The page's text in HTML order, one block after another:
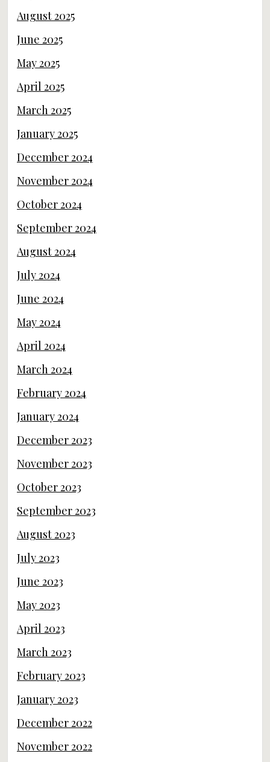
August 2025
June 2025
May 2025
April 2025
March 2025
January 2025
December 2024
November 2024
October 2024
September 2024
August 2024
July 2024
June 2024
May 2024
April 2024
March 2024
February 2024
January 2024
December 2023
November 2023
October 2023
September 2023
August 2023
July 2023
June 2023
May 2023
April 2023
March 2023
February 2023
January 2023
December 2022
November 2022